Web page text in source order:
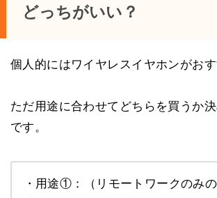
どっちがいい？
個人的にはワイヤレスイヤホンがおす
ただ用途に合わせてどちらを買うか
です。
・用途①：（リモートワークのみ